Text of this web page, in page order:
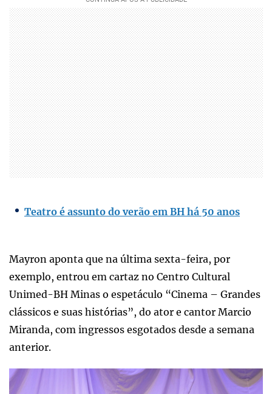
Teatro é assunto do verão em BH há 50 anos
Mayron aponta que na última sexta-feira, por
exemplo, entrou em cartaz no Centro Cultural
Unimed-BH Minas o espetáculo “Cinema – Grandes
clássicos e suas histórias”, do ator e cantor Marcio
Miranda, com ingressos esgotados desde a semana
anterior.